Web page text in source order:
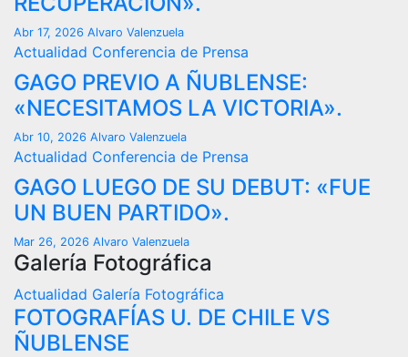
Abr 17, 2026 Alvaro Valenzuela
Actualidad Conferencia de Prensa
GAGO PREVIO A ÑUBLENSE:
«NECESITAMOS LA VICTORIA».
Abr 10, 2026 Alvaro Valenzuela
Actualidad Conferencia de Prensa
GAGO LUEGO DE SU DEBUT: «FUE
UN BUEN PARTIDO».
Mar 26, 2026 Alvaro Valenzuela
Galería Fotográfica
Actualidad Galería Fotográfica
FOTOGRAFÍAS U. DE CHILE VS
ÑUBLENSE